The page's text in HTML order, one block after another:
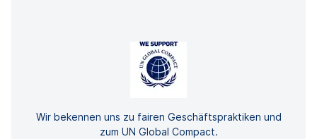
Wir bekennen uns zu fairen Geschäftspraktiken und
zum UN Global Compact.